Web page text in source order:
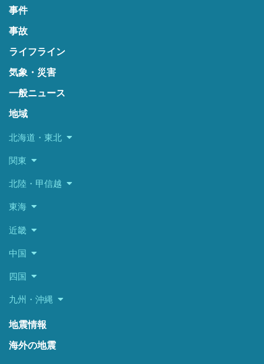
事件
事故
ライフライン
気象・災害
一般ニュース
地域
北海道・東北
関東
北陸・甲信越
東海
近畿
中国
四国
九州・沖縄
地震情報
海外の地震